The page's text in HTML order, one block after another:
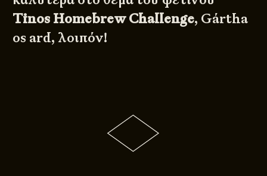
Tinos Homebrew Challenge, Gártha
os ard, λοιπόν!